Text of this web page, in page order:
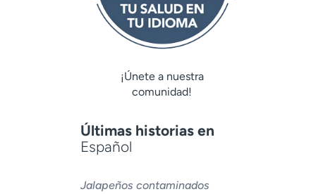
¡Únete a nuestra
comunidad!
Últimas historias en
Español
Jalapeños contaminados